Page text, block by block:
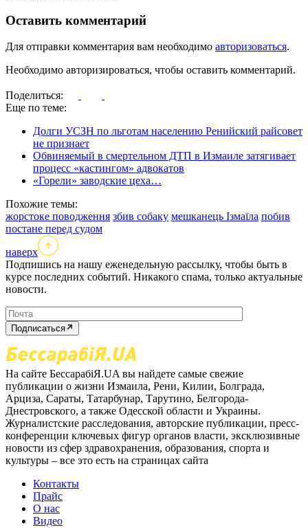
Оставить комментарий
Для отправки комментария вам необходимо авторизоваться.
Необходимо авторизироваться, чтобы оставить комментарий.
Поделиться:
Еще по теме:
Долги УСЗН по льготам населению Ренийский райсовет
не признает
Обвиняемый в смертельном ДТП в Измаиле затягивает
процесс «кастингом» адвокатов
«Горели» заводские цеха…
Похожие темы:
жорстоке поводження збив собаку мешканець Ізмаїла побив
постане перед судом
наверх
Подпишись на нашу еженедельную рассылку, чтобы быть в
курсе последних событий. Никакого спама, только актуальные
новости.
Подписаться
На сайте БессарабіЯ.UA вы найдете самые свежие
публикации о жизни Измаила, Рени, Килии, Болграда,
Арциза, Сараты, Татарбунар, Тарутино, Белгорода-
Днестровского, а также Одесской области и Украины.
Журналистские расследования, авторские публикации, пресс-
конференции ключевых фигур органов власти, эксклюзивные
новости из сфер здравохранения, образования, спорта и
культуры – все это есть на страницах сайта
Контакты
Прайс
О нас
Видео